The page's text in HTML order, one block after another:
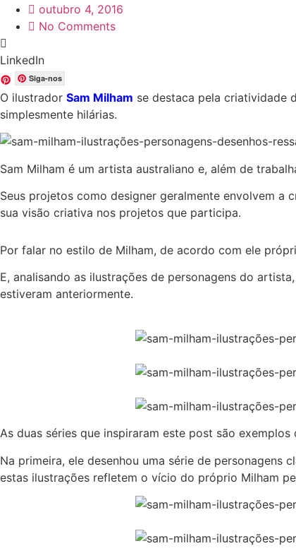
outubro 4, 2016
No Comments
LinkedIn
Siga-nos
O ilustrador Sam Milham se destaca pela criatividade
simplesmente hilárias.
Sam Milham é um artista australiano e, além de
Seus projetos como designer geralmente envolvem
sua visão criativa nos projetos que participa.
Por falar no estilo de Milham, de acordo com ele
E, analisando as ilustrações de personagens do
estiveram anteriormente.
As duas séries que inspiraram este post são
Na primeira, ele desenhou uma série de personagens
estas ilustrações refletem o vício do próprio Milham